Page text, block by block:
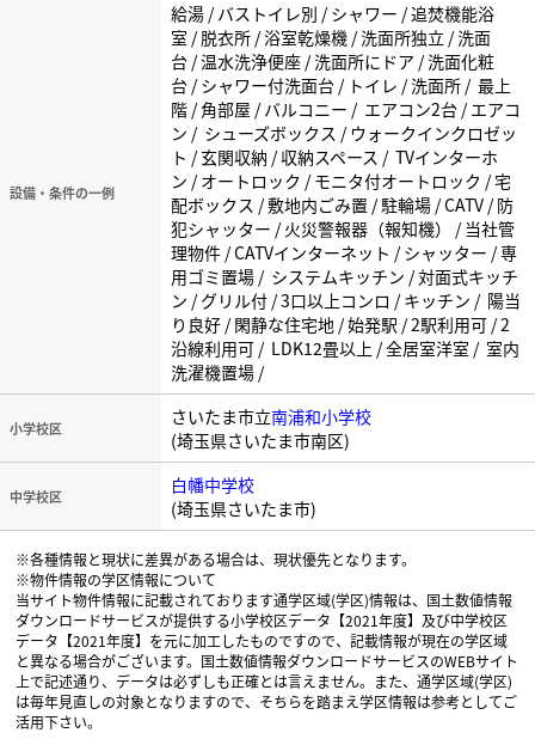
設備・条件の一例
給湯 / バストイレ別 / シャワー / 追焚機能浴
室 / 脱衣所 / 浴室乾燥機 / 洗面所独立 / 洗面
台 / 温水洗浄便座 / 洗面所にドア / 洗面化粧
台 / シャワー付洗面台 / トイレ / 洗面所 / 最上
階 / 角部屋 / バルコニー / エアコン2台 / エアコ
ン / シューズボックス / ウォークインクロゼッ
ト / 玄関収納 / 収納スペース / TVインターホ
ン / オートロック / モニタ付オートロック / 宅
配ボックス / 敷地内ごみ置 / 駐輪場 / CATV / 防
犯シャッター / 火災警報器（報知機） / 当社管
理物件 / CATVインターネット / シャッター / 専
用ゴミ置場 / システムキッチン / 対面式キッチ
ン / グリル付 / 3口以上コンロ / キッチン / 陽当
り良好 / 閑静な住宅地 / 始発駅 / 2駅利用可 / 2
沿線利用可 / LDK12畳以上 / 全居室洋室 / 室内
洗濯機置場 /
小学校区 さいたま市立南浦和小学校
(埼玉県さいたま市南区)
中学校区
白幡中学校
(埼玉県さいたま市)
※各種情報と現状に差異がある場合は、現状優先となります。
※物件情報の学区情報について
当サイト物件情報に記載されております通学区域(学区)情報は、国土数値情報
ダウンロードサービスが提供する小学校区データ【2021年度】及び中学校区
データ【2021年度】を元に加工したものですので、記載情報が現在の学区域
と異なる場合がございます。国土数値情報ダウンロードサービスのWEBサイト
上で記述通り、データは必ずしも正確とは言えません。また、通学区域(学区)
は毎年見直しの対象となりますので、そちらを踏まえ学区情報は参考としてご
活用下さい。